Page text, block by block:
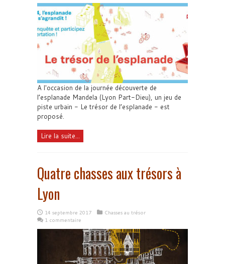
A l'occasion de la journée découverte de
l’esplanade Mandela (Lyon Part-Dieu), un jeu de
piste urbain - Le trésor de l’esplanade - est
proposé.
Lire la suite...
Quatre chasses aux trésors à
Lyon
14 septembre 2017
Chasses au trésor
1 commentaire